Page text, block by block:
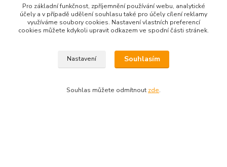
iva@ivadekor.cz
Pro základní funkčnost, zpříjemnění používání webu, analytické
účely a v případě udělení souhlasu také pro účely cílení reklamy
využíváme soubory cookies. Nastavení vlastních preferencí
cookies můžete kdykoli upravit odkazem ve spodní části stránek.
Nastavení Souhlasím
Souhlas můžete odmítnout zde.